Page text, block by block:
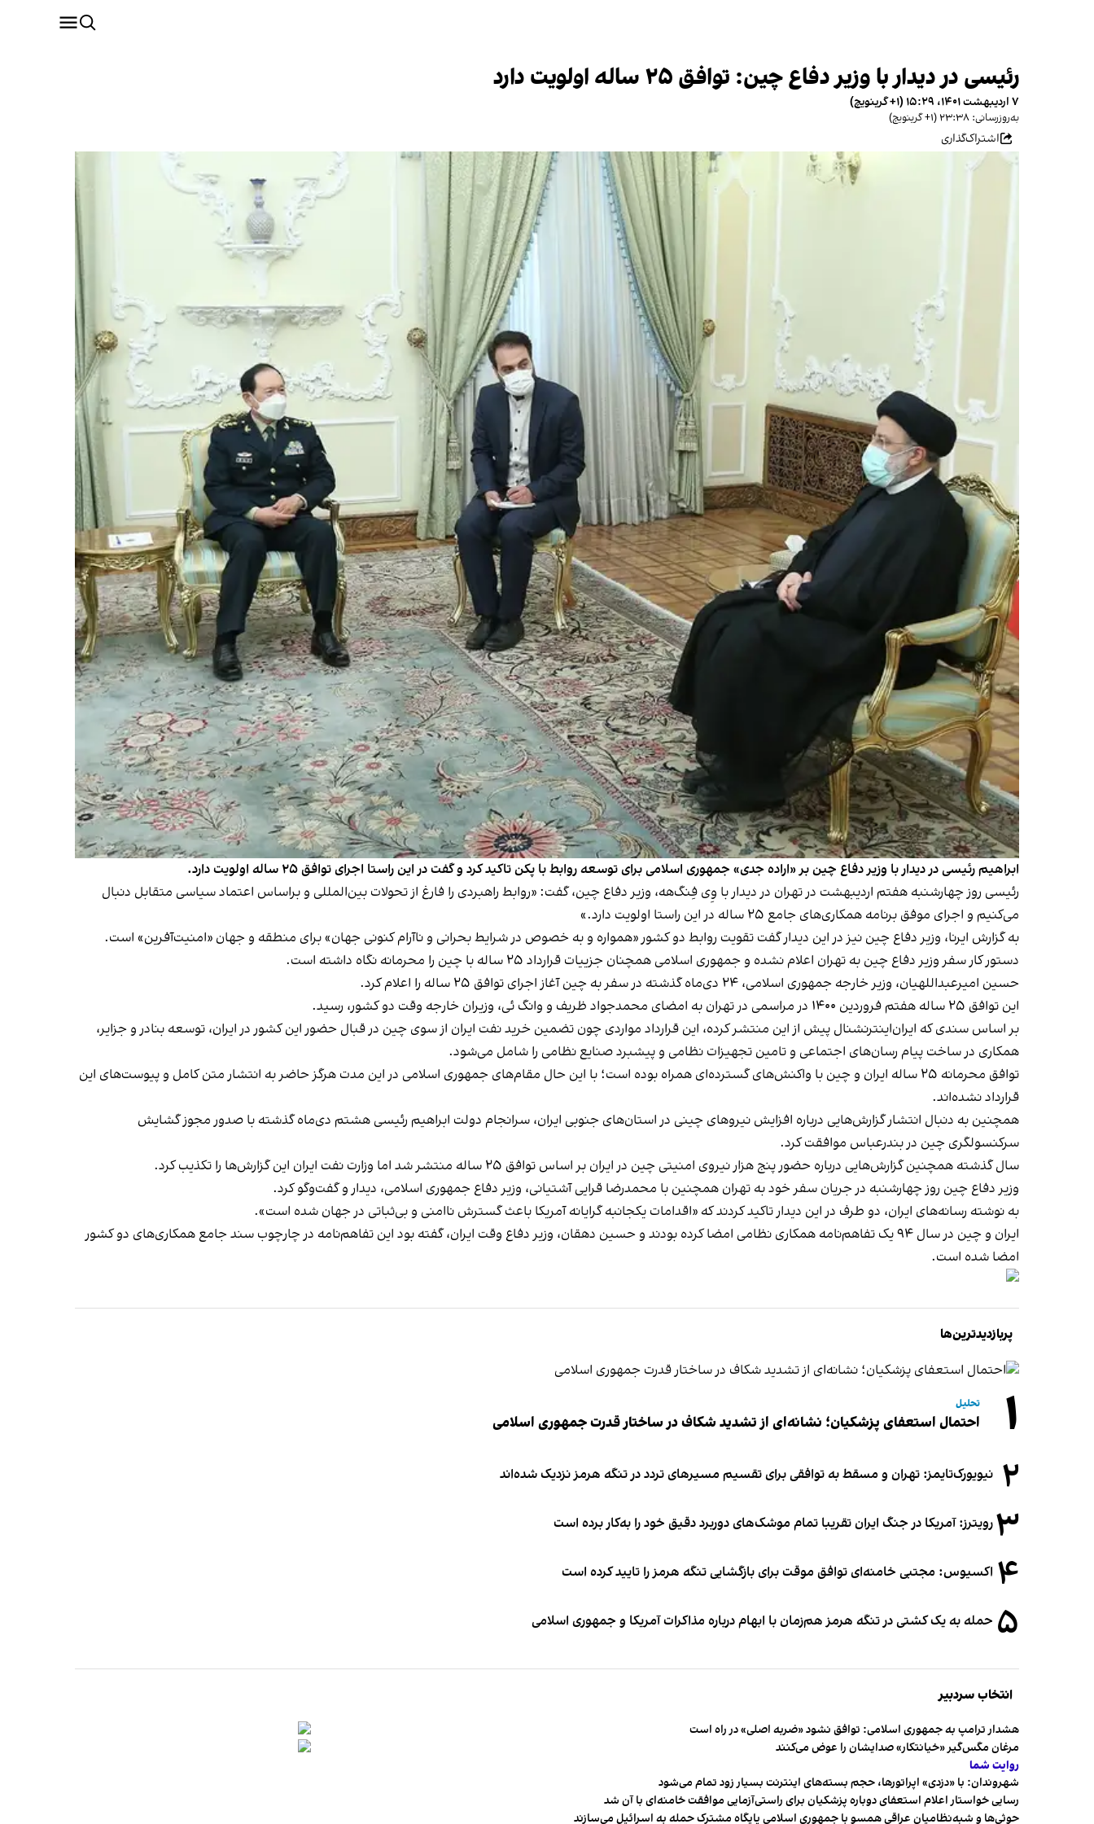
رئیسی در دیدار با وزیر دفاع چین: توافق ۲۵ ساله اولویت دارد
۷ اردیبهشت ۱۴۰۱، ۱۵:۲۹ (‎+۱ گرینویچ)
به‌روزرسانی: ۲۳:۳۸ (‎+۱ گرینویچ)
اشتراک‌گذاری
ابراهیم رئیسی در دیدار با وزیر دفاع چین بر «اراده جدی» جمهوری اسلامی برای توسعه روابط با پکن تاکید کرد و گفت در این راستا اجرای توافق ۲۵ ساله اولویت دارد.
رئیسی روز چهارشنبه هفتم اردیبهشت در تهران در دیدار با وِی فِنگ‌هه، وزیر دفاع چین، گفت: «روابط راهبردی را فارغ از تحولات بین‌المللی و براساس اعتماد سیاسی متقابل دنبال
می‌کنیم و اجرای موفق برنامه همکاری‌های جامع ۲۵ ساله در این راستا اولویت دارد.»
به گزارش ایرنا، وزیر دفاع چین نیز در این دیدار گفت تقویت روابط دو کشور «همواره و به خصوص در شرایط بحرانی و ناآرام کنونی جهان» برای منطقه و جهان «امنیت‌آفرین» است.
دستور کار سفر وزیر دفاع چین به تهران اعلام نشده و جمهوری اسلامی همچنان جزییات قرارداد ۲۵ ساله با چین را محرمانه نگاه داشته است.
حسین امیرعبداللهیان، وزیر خارجه جمهوری اسلامی، ۲۴ دی‌ماه گذشته در سفر به چین آغاز اجرای توافق ۲۵ ساله را اعلام کرد.
این توافق ۲۵ ساله هفتم فروردین ۱۴۰۰ در مراسمی در تهران به امضای محمدجواد ظریف و وانگ ئی، وزیران خارجه وقت دو کشور، رسید.
بر اساس سندی که ایران‌اینترنشنال پیش از این منتشر کرده، این قرارداد مواردی چون تضمین خرید نفت ایران از سوی چین در قبال حضور این کشور در ایران، توسعه بنادر و جزایر،
همکاری در ساخت پیام رسان‌های اجتماعی و تامین تجهیزات نظامی و پیشبرد صنایع نظامی را شامل می‌شود.
توافق محرمانه ۲۵ ساله ایران و چین با واکنش‌های گسترده‌ای همراه بوده است؛ با این حال مقام‌های جمهوری اسلامی در این مدت هرگز حاضر به انتشار متن کامل و پیوست‌های این
قرارداد نشده‌اند.
همچنین به دنبال انتشار گزارش‌هایی درباره افزایش نیروهای چینی در استان‌های جنوبی ایران، سرانجام دولت ابراهیم رئیسی هشتم دی‌ماه گذشته با صدور مجوز گشایش
سرکنسولگری چین در بندرعباس موافقت کرد.
سال گذشته همچنین گزارش‌هایی درباره حضور پنج هزار نیروی امنیتی چین در ایران بر اساس توافق ۲۵ ساله منتشر شد اما وزارت نفت ایران این گزارش‌ها را تکذیب کرد.
وزیر دفاع چین روز چهارشنبه در جریان سفر خود به تهران همچنین با محمدرضا قرایی آشتیانی، وزیر دفاع جمهوری اسلامی، دیدار و گفت‌وگو کرد.
به نوشته رسانه‌های ایران، دو طرف در این دیدار تاکید کردند که «اقدامات یکجانبه گرایانه آمریکا باعث گسترش ناامنی و بی‌ثباتی در جهان شده است».
ایران و چین در سال ۹۴ یک تفاهم‌نامه همکاری نظامی امضا کرده بودند و حسین دهقان، وزیر دفاع وقت ایران، گفته بود این تفاهم‌نامه در چارچوب سند جامع همکاری‌های دو کشور
امضا شده است.
پربازدیدترین‌ها
۱ تحلیل
احتمال استعفای پزشکیان؛ نشانه‌ای از تشدید شکاف در ساختار قدرت جمهوری اسلامی
۲ نیویورک‌تایمز: تهران و مسقط به توافقی برای تقسیم مسیرهای تردد در تنگه هرمز نزدیک شده‌اند
۳رویترز: آمریکا در جنگ ایران تقریبا تمام موشک‌های دوربرد دقیق خود را به‌کار برده است
۴ اکسیوس: مجتبی خامنه‌ای توافق موقت برای بازگشایی تنگه هرمز را تایید کرده است
۵ حمله به یک کشتی در تنگه هرمز هم‌زمان با ابهام درباره مذاکرات آمریکا و جمهوری اسلامی
انتخاب سردبیر
هشدار ترامپ به جمهوری اسلامی: توافق نشود «ضربه اصلی» در راه است
مرغان مگس‌گیر «خیانتکار» صدایشان را عوض می‌کنند
روایت شما
شهروندان:‌ با «دزدی» اپراتورها، حجم بسته‌های اینترنت بسیار زود تمام می‌شود
رسایی خواستار اعلام استعفای دوباره پزشکیان برای راستی‌آزمایی موافقت خامنه‌ای با آن شد
حوثی‌ها و شبه‌نظامیان عراقی همسو با جمهوری اسلامی پایگاه مشترک حمله به اسرائیل می‌سازند